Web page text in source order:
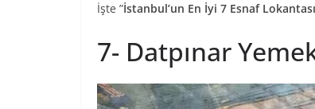
İşte ”İstanbul’un En İyi 7 Esnaf Lokantası
7- Datpınar